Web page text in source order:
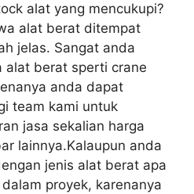
alat yang mencukupi?
alat berat ditempat
jelas. Sangat anda
alat berat sperti crane
anda dapat
team kami untuk
jasa sekalian harga
lainnya.Kalaupun anda
jenis alat berat apa
proyek, karenanya